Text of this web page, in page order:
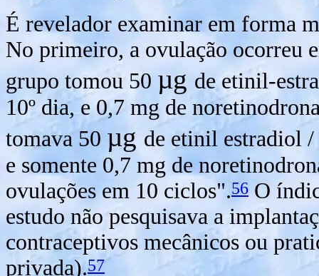
É revelador examinar em forma
No primeiro, a ovulação ocorreu
grupo tomou 50 µg de etinil-
10º dia, e 0,7 mg de
tomava 50 µg de etinil estradiol /
e somente 0,7 mg de
ovulações em 10 ciclos".56O
estudo não pesquisava a
contraceptivos mecânicos ou
privada).57